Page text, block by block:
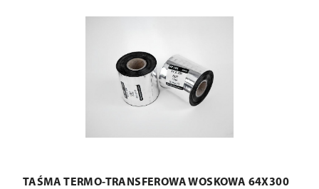
TAŚMA TERMO-TRANSFEROWA WOSKOWA 64X300